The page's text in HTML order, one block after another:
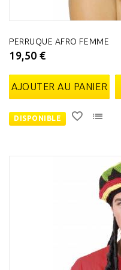
PERRUQUE AFRO FEMME
19,50 €
AJOUTER AU PANIER
DISPONIBLE